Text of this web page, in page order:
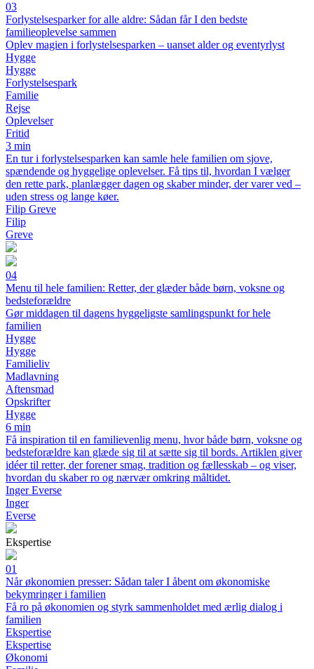
03
Forlystelsesparker for alle aldre: Sådan får I den bedste
familieoplevelse sammen
Oplev magien i forlystelsesparken – uanset alder og eventyrlyst
Hygge
Hygge
Forlystelsespark
Familie
Rejse
Oplevelser
Fritid
3 min
En tur i forlystelsesparken kan samle hele familien om sjove,
spændende og hyggelige oplevelser. Få tips til, hvordan I vælger
den rette park, planlægger dagen og skaber minder, der varer ved –
uden stress og lange køer.
Filip Greve
Filip
Greve
04
Menu til hele familien: Retter, der glæder både børn, voksne og
bedsteforældre
Gør middagen til dagens hyggeligste samlingspunkt for hele
familien
Hygge
Hygge
Familieliv
Madlavning
Aftensmad
Opskrifter
Hygge
6 min
Få inspiration til en familievenlig menu, hvor både børn, voksne og
bedsteforældre kan glæde sig til at sætte sig til bords. Artiklen giver
idéer til retter, der forener smag, tradition og fællesskab – og viser,
hvordan du skaber ro og nærvær omkring måltidet.
Inger Everse
Inger
Everse
Ekspertise
01
Når økonomien presser: Sådan taler I åbent om økonomiske
bekymringer i familien
Få ro på økonomien og styrk sammenholdet med ærlig dialog i
familien
Ekspertise
Ekspertise
Økonomi